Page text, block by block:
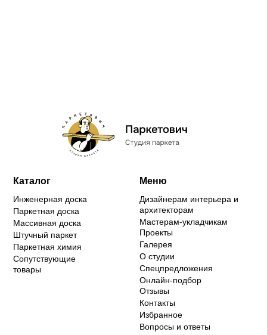
Каталог
Инженерная доска
Паркетная доска
Массивная доска
Штучный паркет
Паркетная химия
Сопутствующие
товары
Меню
Дизайнерам интерьера и
архитекторам
Мастерам-укладчикам
Проекты
Галерея
О студии
Спецпредложения
Онлайн-подбор
Отзывы
Контакты
Избранное
Вопросы и ответы